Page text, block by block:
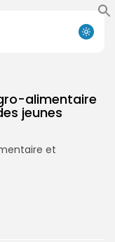
alimentaire
jeunes